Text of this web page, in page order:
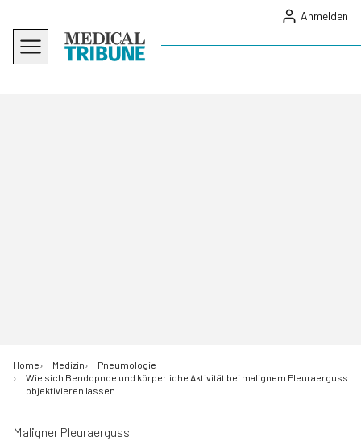
Anmelden
Home Medizin
Pneumologie
Wie sich Bendopnoe und körperliche Aktivität bei malignem Pleuraerguss
objektivieren lassen
Maligner Pleuraerguss